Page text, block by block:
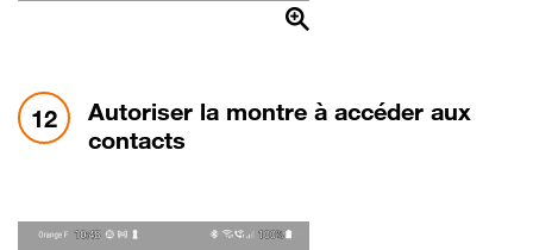
12 étape 12:
Autoriser la montre à accéder aux
contacts